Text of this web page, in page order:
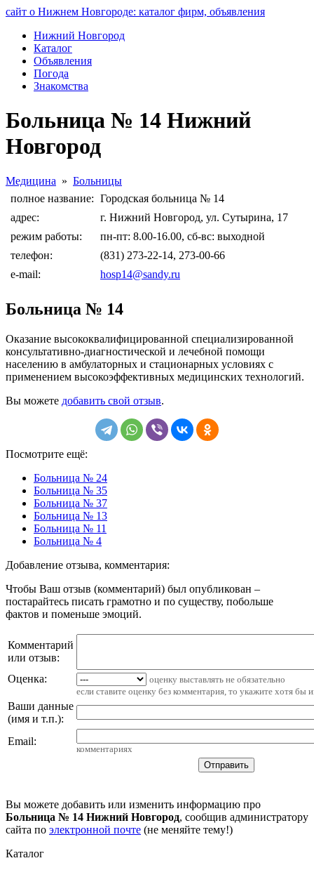
сайт о Нижнем Новгороде: каталог фирм, объявления
Нижний Новгород
Каталог
Объявления
Погода
Знакомства
Больница № 14 Нижний
Новгород
Медицина » Больницы
полное название: Городская больница № 14
адрес:
г. Нижний Новгород, ул. Сутырина, 17
режим работы:
пн-пт: 8.00-16.00, сб-вс: выходной
телефон:
(831) 273-22-14, 273-00-66
e-mail:
hosp14@sandy.ru
Больница № 14
Оказание высококвалифицированной специализированной
консультативно-диагностической и лечебной помощи
населению в амбулаторных и стационарных условиях с
применением высокоэффективных медицинских технологий.
Вы можете добавить свой отзыв.
Посмотрите ещё:
Больница № 24
Больница № 35
Больница № 37
Больница № 13
Больница № 11
Больница № 4
Добавление отзыва, комментария:
Чтобы Ваш отзыв (комментарий) был опубликован –
постарайтесь писать грамотно и по существу, побольше
фактов и поменьше эмоций.
Комментарий
или отзыв:
Оценка:
оценку выставлять не обязательно
если ставите оценку без комментария, то укажите хотя бы
Ваши данные
(имя и т.п.):
Email:
комментариях
Вы можете добавить или изменить информацию про
Больница № 14 Нижний Новгород, сообщив администратору
сайта по электронной почте (не меняйте тему!)
Каталог